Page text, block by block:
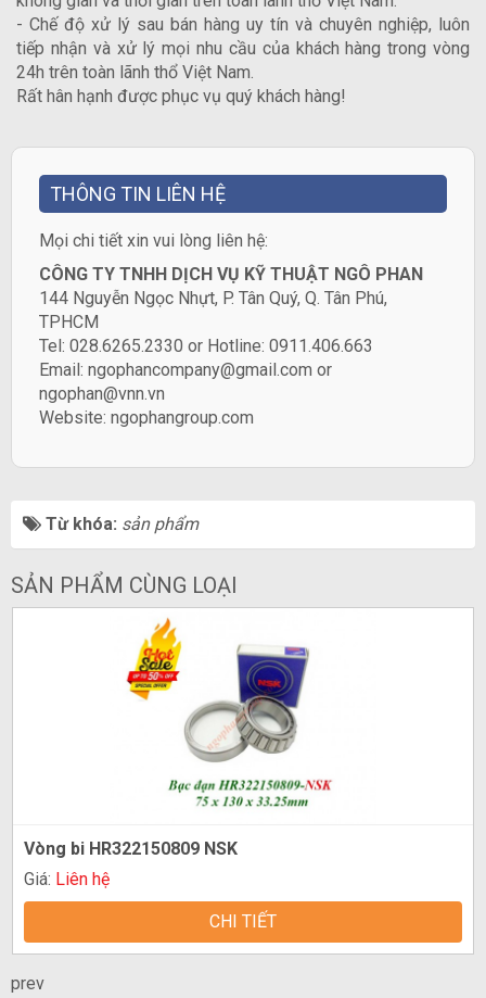
- Chế độ xử lý sau bán hàng uy tín và chuyên nghiệp, luôn
tiếp nhận và xử lý mọi nhu cầu của khách hàng trong vòng
24h trên toàn lãnh thổ Việt Nam.
Rất hân hạnh được phục vụ quý khách hàng!
THÔNG TIN LIÊN HỆ
​Mọi chi tiết xin vui lòng liên hệ:
CÔNG TY TNHH DỊCH VỤ KỸ THUẬT NGÔ PHAN
144 Nguyễn Ngọc Nhựt, P. Tân Quý, Q. Tân Phú,
TPHCM
Tel: 028.6265.2330 or Hotline: 0911.406.663
Email: ngophancompany@gmail.com or
ngophan@vnn.vn
Website: ngophangroup.com
Từ khóa: sản phẩm
SẢN PHẨM CÙNG LOẠI
Vòng bi HR322150809 NSK
Giá: Liên hệ
CHI TIẾT
prev